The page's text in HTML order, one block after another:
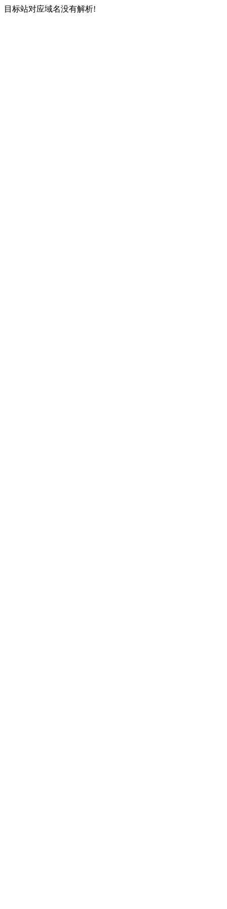
目标站对应域名没有解析!